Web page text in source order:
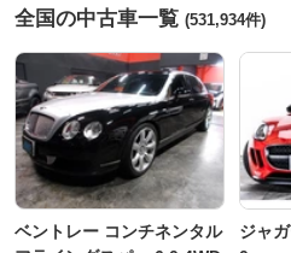
全国の中古車一覧 (531,934件)
ベントレー コンチネンタル
ジャ